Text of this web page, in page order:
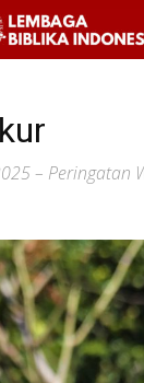
– Peringatan